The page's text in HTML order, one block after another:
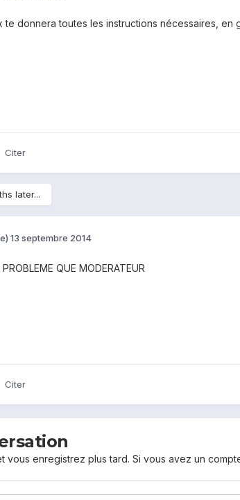
te donnera toutes les instructions nécessaires, en
Citer
later...
13 septembre 2014
PROBLEME QUE MODERATEUR
Citer
vous enregistrez plus tard. Si vous avez un